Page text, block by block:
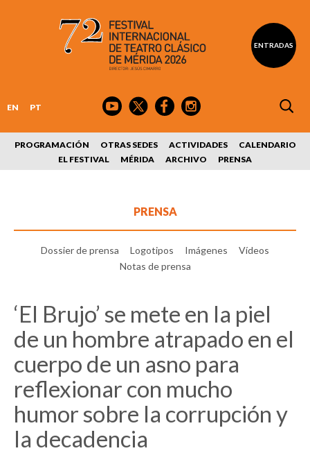
ENTRADAS
EN PT
PROGRAMACIÓN OTRAS SEDES ACTIVIDADES
CALENDARIO
EL FESTIVAL
MÉRIDA ARCHIVO PRENSA
PRENSA
Dossier de prensa Logotipos Imágenes
Vídeos
Notas de prensa
‘El Brujo’ se mete en la piel
de un hombre atrapado en el
cuerpo de un asno para
reflexionar con mucho
humor sobre la corrupción y
la decadencia